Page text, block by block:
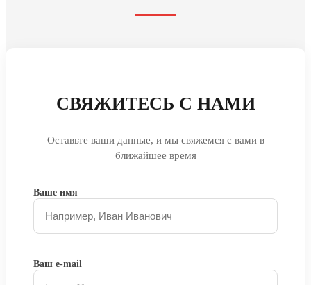
СВЯЖИТЕСЬ С НАМИ
Оставьте ваши данные, и мы свяжемся с вами в
ближайшее время
Ваше имя
Ваш e-mail